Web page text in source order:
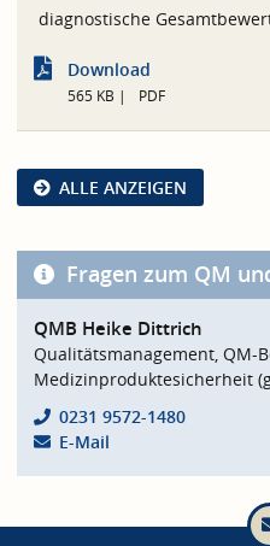
diagnostische
Download
565 KB PDF
ALLE ANZEIGEN
Fragen zum QM
QMB Heike Dittrich
Qualitätsmanagement, QM-
Medizinproduktesicherheit
0231 9572-1480
E-Mail